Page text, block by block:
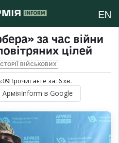
EN
за час війни
цілей
ВІЙСЬКОВИХ
Прочитаєте за: 6хв.
АрміяInform в Google